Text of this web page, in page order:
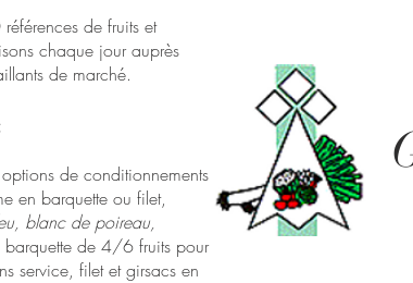
de fruits et
chaque jour auprès
de marché.
de conditionnements
en barquette ou filet,
blanc de poireau,
barquette de 4/6 fruits pour
service, filet et girsacs en